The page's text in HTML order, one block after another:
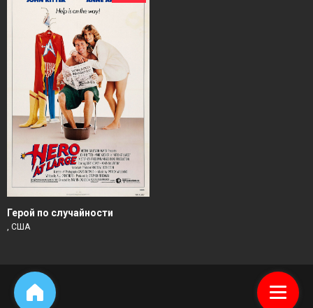
Герой по случайности
, США